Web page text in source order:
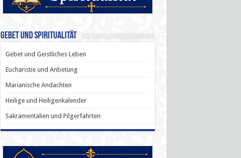
Gebet und Spiritualität
Gebet und Geistliches Leben
Eucharistie und Anbetung
Marianische Andachten
Heilige und Heiligenkalender
Sakramentalien und Pilgerfahrten